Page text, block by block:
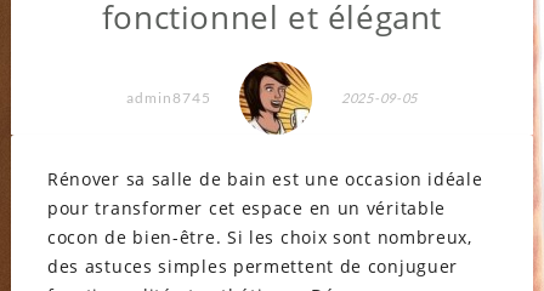
fonctionnel et élégant
admin8745 2025-09-05
Rénover sa salle de bain est une occasion idéale
pour transformer cet espace en un véritable
cocon de bien-être. Si les choix sont nombreux,
des astuces simples permettent de conjuguer